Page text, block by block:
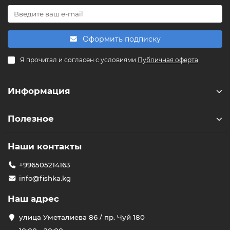
Оформить подписку
Я прочитал и согласен с условиями Публичная оферта
Информация
Полезное
Наши контакты
+996505214163
info@fishka.kg
Наш адрес
улица Уметалиева 86 / пр. Чуй 180
Чем можем помочь?